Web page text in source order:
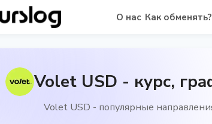
О нас Как обменять?
Volet USD - курс,
Volet USD - популярные